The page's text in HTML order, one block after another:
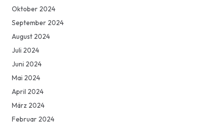
Oktober 2024
September 2024
August 2024
Juli 2024
Juni 2024
Mai 2024
April 2024
März 2024
Februar 2024